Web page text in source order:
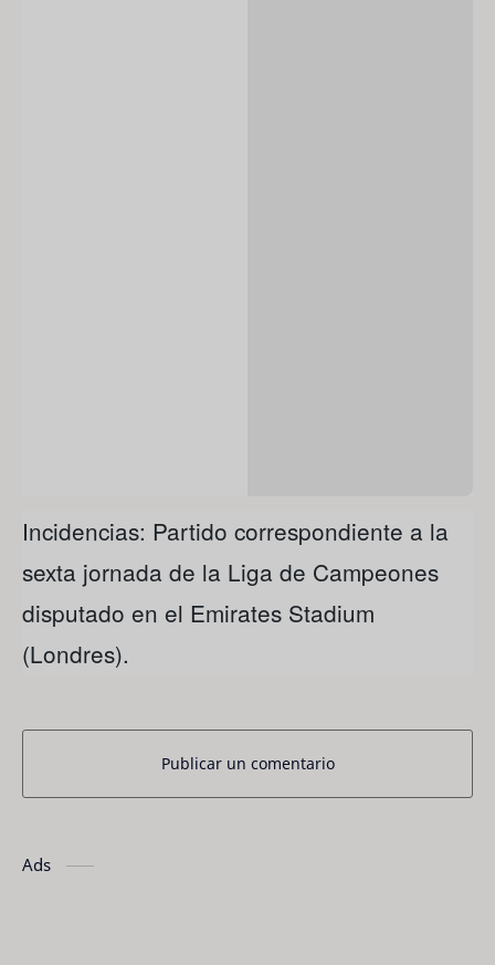
Incidencias: Partido correspondiente a la
sexta jornada de la Liga de Campeones
disputado en el Emirates Stadium
(Londres).
Publicar un comentario
Ads